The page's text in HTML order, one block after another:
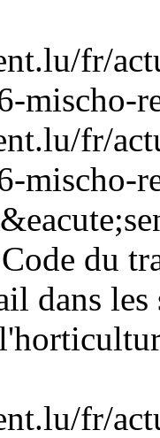
fr/
mischo-
fr/
mischo-
du
dans
fr/